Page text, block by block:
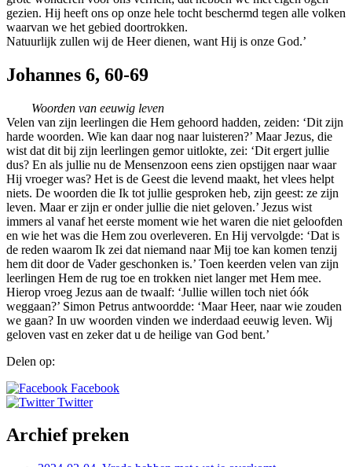
gezien. Hij heeft ons op onze hele tocht beschermd tegen alle volken
waarvan we het gebied doortrokken.
Natuurlijk zullen wij de Heer dienen, want Hij is onze God.’
Johannes 6, 60-69
Woorden van eeuwig leven
Velen van zijn leerlingen die Hem gehoord hadden, zeiden: ‘Dit zijn
harde woorden. Wie kan daar nog naar luisteren?’ Maar Jezus, die
wist dat dit bij zijn leerlingen gemor uitlokte, zei: ‘Dit ergert jullie
dus? En als jullie nu de Mensenzoon eens zien opstijgen naar waar
Hij vroeger was? Het is de Geest die levend maakt, het vlees helpt
niets. De woorden die Ik tot jullie gesproken heb, zijn geest: ze zijn
leven. Maar er zijn er onder jullie die niet geloven.’ Jezus wist
immers al vanaf het eerste moment wie het waren die niet geloofden
en wie het was die Hem zou overleveren. En Hij vervolgde: ‘Dat is
de reden waarom Ik zei dat niemand naar Mij toe kan komen tenzij
hem dit door de Vader geschonken is.’ Toen keerden velen van zijn
leerlingen Hem de rug toe en trokken niet langer met Hem mee.
Hierop vroeg Jezus aan de twaalf: ‘Jullie willen toch niet óók
weggaan?’ Simon Petrus antwoordde: ‘Maar Heer, naar wie zouden
we gaan? In uw woorden vinden we inderdaad eeuwig leven. Wij
geloven vast en zeker dat u de heilige van God bent.’
Delen op:
Facebook
Twitter
Archief preken